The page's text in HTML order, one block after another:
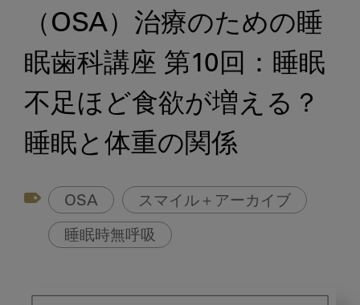
（OSA）治療のための睡
眠歯科講座 第10回：睡眠
不足ほど食欲が増える？
睡眠と体重の関係
OSA スマイル＋アーカイブ
睡眠時無呼吸